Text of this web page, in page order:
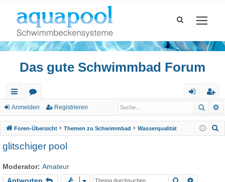
Das gute Schwimmbad Forum
ch
ne
llz
riff
or
en m
el
eg
ist
rie
Anmelden Registrieren
Foren-Übersicht Themen zu Schwimmbad Wasserqualität
glitschiger pool
Moderator: Amateur
Antworten
Suche